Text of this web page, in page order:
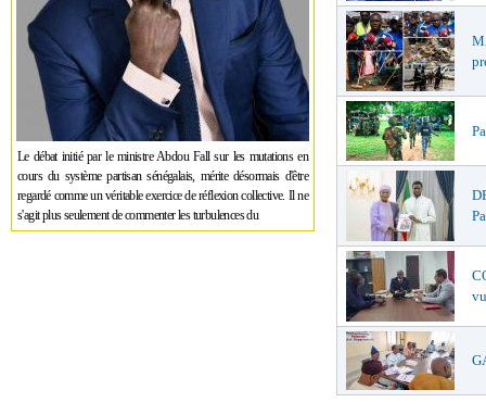
Le débat initié par le ministre Abdou Fall sur les mutations en
cours du système partisan sénégalais, mérite désormais d'être
regardé comme un véritable exercice de réflexion collective. Il ne
s'agit plus seulement de commenter les turbulences du